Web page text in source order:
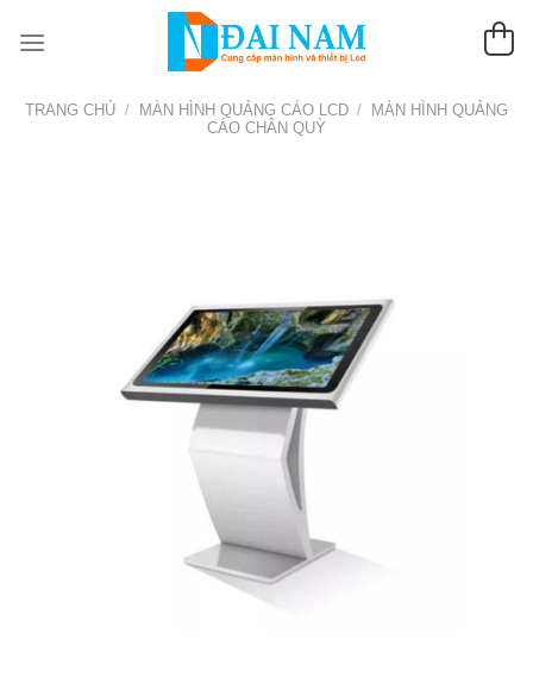
đến
dungTRANG CHỦ / MÀN HÌNH QUẢNG CÁO LCD /
MÀN HÌNH QUẢNG
CÁO CHÂN QUỲ